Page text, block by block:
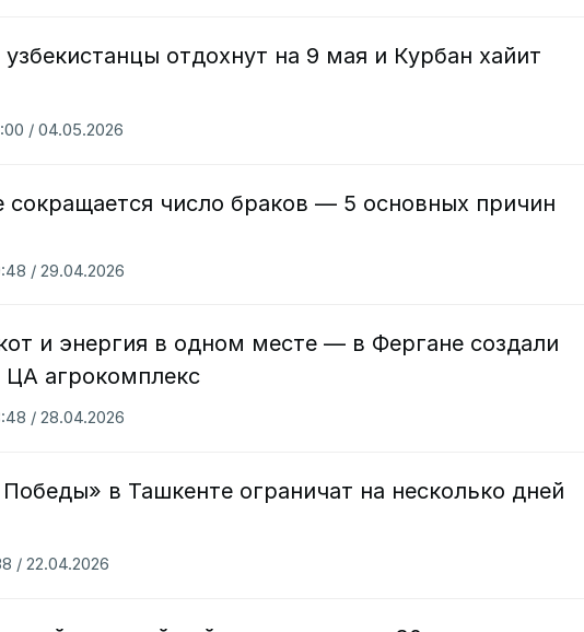
отдохнут на 9 мая и Курбан хайит
/ 04.05.2026
сокращается число браков — 5 основных причин
/ 29.04.2026
и энергия в одном месте — в Фергане создали
агрокомплекс
/ 28.04.2026
в Ташкенте ограничат на несколько дней
/ 22.04.2026